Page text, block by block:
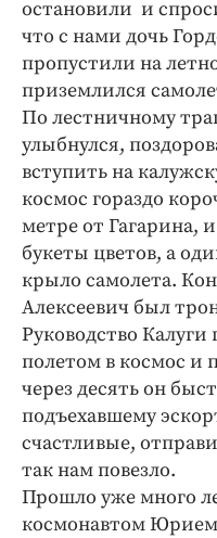
остановили и
что с нами дочь
пропустили на
приземлился
По лестничному
улыбнулся,
вступить на
космос гораздо
метре от Гагарина,
букеты цветов, а
крыло самолета.
Алексеевич был
Руководство Калуги
полетом в космос и
через десять он
подъехавшему
счастливые,
так нам повезло.
Прошло уже много
космонавтом